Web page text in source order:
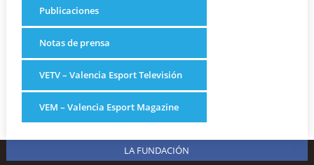
Publicaciones
Notas de prensa
VETV – Valencia Esport Televisión
VEM – Valencia Esport Magazine
LA FUNDACIÓN